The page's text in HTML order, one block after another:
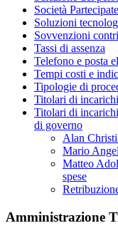
Società Partecipate
Soluzioni
Sovvenzioni
Tassi di assenza
Telefono e posta
Tempi costi e
Tipologie di
Titolari di
Titolari di
di governo
Alan
Mario
Matteo
spese
Amministrazione